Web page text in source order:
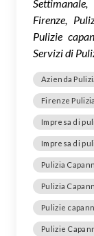
Firenze,
Pulizie
Servizi di
Azienda
Firenze
Impresa di
Impresa di
Pulizia
Pulizia
Pulizie
Pulizie